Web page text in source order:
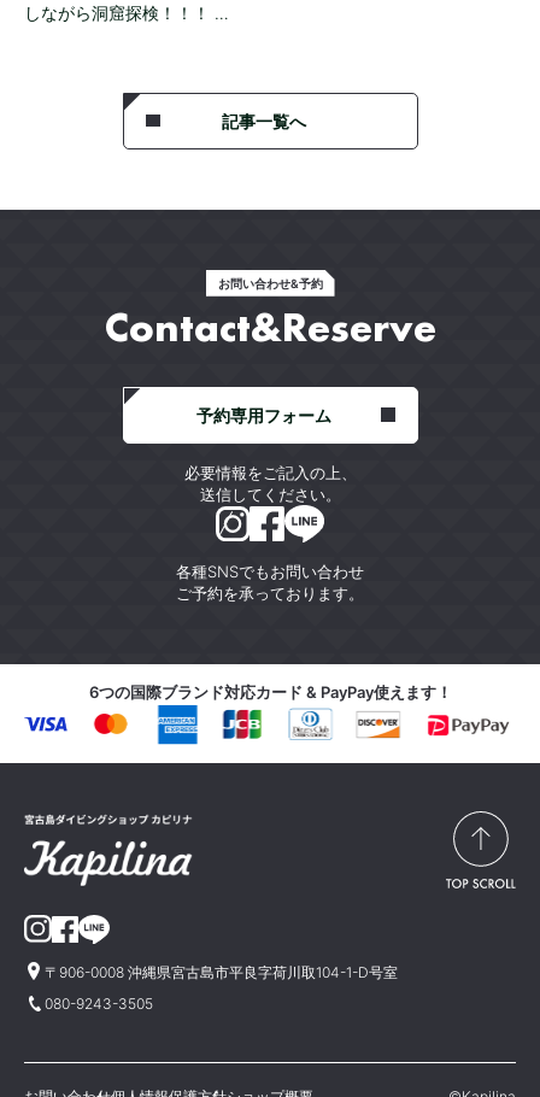
しながら洞窟探検！！！ …
記事一覧へ
お問い合わせ&予約
Contact&Reserve
各種SNSでもお問い合わせ
ご予約を承っております。
予約専用フォーム
必要情報をご記入の上、
送信してください。
6つの国際ブランド対応カード & PayPay使えます！
〒906-0008 沖縄県宮古島市平良字荷川取104-1-D号室
080-9243-3505